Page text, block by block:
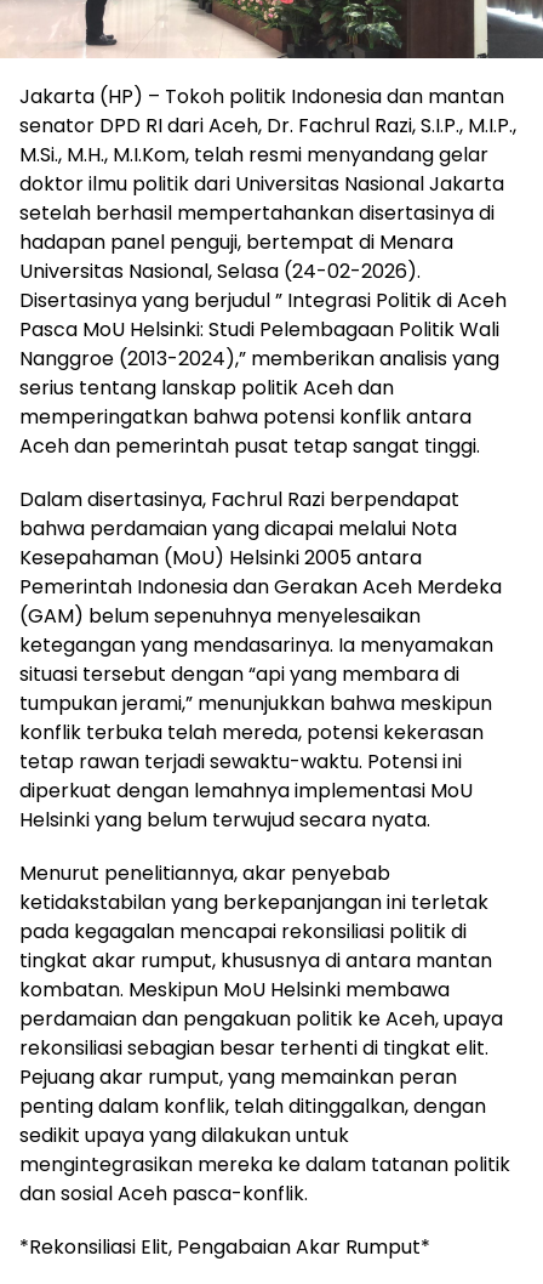
Jakarta (HP) – Tokoh politik Indonesia dan mantan
senator DPD RI dari Aceh, Dr. Fachrul Razi, S.I.P., M.I.P.,
M.Si., M.H., M.I.Kom, telah resmi menyandang gelar
doktor ilmu politik dari Universitas Nasional Jakarta
setelah berhasil mempertahankan disertasinya di
hadapan panel penguji, bertempat di Menara
Universitas Nasional, Selasa (24-02-2026).
Disertasinya yang berjudul ” Integrasi Politik di Aceh
Pasca MoU Helsinki: Studi Pelembagaan Politik Wali
Nanggroe (2013-2024),” memberikan analisis yang
serius tentang lanskap politik Aceh dan
memperingatkan bahwa potensi konflik antara
Aceh dan pemerintah pusat tetap sangat tinggi.
Dalam disertasinya, Fachrul Razi berpendapat
bahwa perdamaian yang dicapai melalui Nota
Kesepahaman (MoU) Helsinki 2005 antara
Pemerintah Indonesia dan Gerakan Aceh Merdeka
(GAM) belum sepenuhnya menyelesaikan
ketegangan yang mendasarinya. Ia menyamakan
situasi tersebut dengan “api yang membara di
tumpukan jerami,” menunjukkan bahwa meskipun
konflik terbuka telah mereda, potensi kekerasan
tetap rawan terjadi sewaktu-waktu. Potensi ini
diperkuat dengan lemahnya implementasi MoU
Helsinki yang belum terwujud secara nyata.
Menurut penelitiannya, akar penyebab
ketidakstabilan yang berkepanjangan ini terletak
pada kegagalan mencapai rekonsiliasi politik di
tingkat akar rumput, khususnya di antara mantan
kombatan. Meskipun MoU Helsinki membawa
perdamaian dan pengakuan politik ke Aceh, upaya
rekonsiliasi sebagian besar terhenti di tingkat elit.
Pejuang akar rumput, yang memainkan peran
penting dalam konflik, telah ditinggalkan, dengan
sedikit upaya yang dilakukan untuk
mengintegrasikan mereka ke dalam tatanan politik
dan sosial Aceh pasca-konflik.
*Rekonsiliasi Elit, Pengabaian Akar Rumput*